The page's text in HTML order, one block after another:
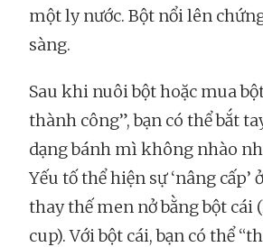
một ly nước. Bột nổi lên
sàng.
Sau khi nuôi bột hoặc mua
thành công”, bạn có thể bắt
dạng bánh mì không nhào
Yếu tố thể hiện sự ‘nâng cấp’
thay thế men nở bằng bột cái
cup). Với bột cái, bạn có thể